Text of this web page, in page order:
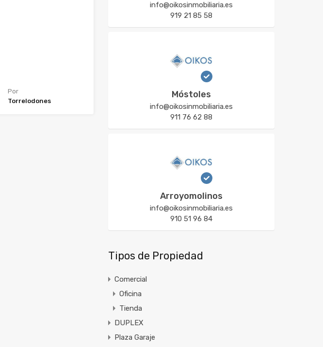
Por
Torrelodones
info@oikosinmobiliaria.es
919 21 85 58
Móstoles
info@oikosinmobiliaria.es
911 76 62 88
Arroyomolinos
info@oikosinmobiliaria.es
910 51 96 84
Tipos de Propiedad
Comercial
Oficina
Tienda
DUPLEX
Plaza Garaje